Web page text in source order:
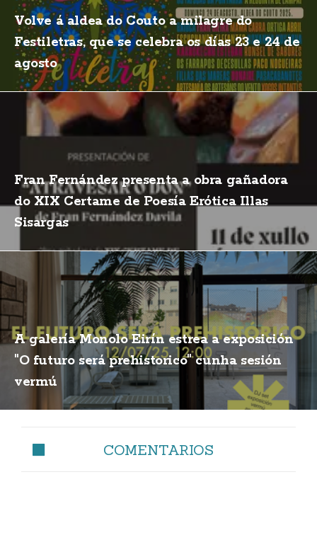
Volve á aldea do Couto a milagre do
Festiletras, que se celebra os días 23 e 24 de
agosto
Fran Fernández presenta a obra gañadora
do XIX Certame de Poesía Erótica Illas
Sisargas
A galería Monolo Eirín estrea a exposición
"O futuro será prehistorico" cunha sesión
vermú
COMENTARIOS